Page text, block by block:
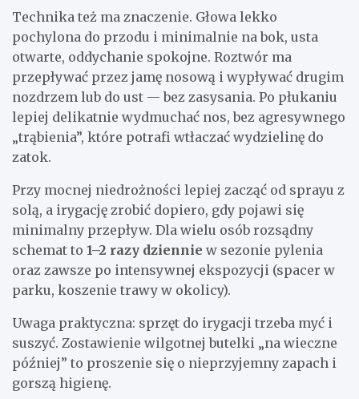
Technika też ma znaczenie. Głowa lekko
pochylona do przodu i minimalnie na bok, usta
otwarte, oddychanie spokojne. Roztwór ma
przepływać przez jamę nosową i wypływać drugim
nozdrzem lub do ust — bez zasysania. Po płukaniu
lepiej delikatnie wydmuchać nos, bez agresywnego
„trąbienia”, które potrafi wtłaczać wydzielinę do
zatok.
Przy mocnej niedrożności lepiej zacząć od sprayu z
solą, a irygację zrobić dopiero, gdy pojawi się
minimalny przepływ. Dla wielu osób rozsądny
schemat to 1–2 razy dziennie w sezonie pylenia
oraz zawsze po intensywnej ekspozycji (spacer w
parku, koszenie trawy w okolicy).
Uwaga praktyczna: sprzęt do irygacji trzeba myć i
suszyć. Zostawienie wilgotnej butelki „na wieczne
później” to proszenie się o nieprzyjemny zapach i
gorszą higienę.